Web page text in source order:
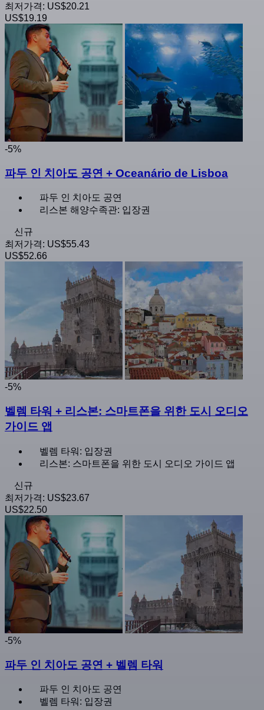
최저가격: US$20.21
US$19.19
-5%
파두 인 치아도 공연 + Oceanário de Lisboa
파두 인 치아도 공연
리스본 해양수족관: 입장권
신규
최저가격: US$55.43
US$52.66
-5%
벨렘 타워 + 리스본: 스마트폰을 위한 도시 오디오
가이드 앱
벨렘 타워: 입장권
리스본: 스마트폰을 위한 도시 오디오 가이드 앱
신규
최저가격: US$23.67
US$22.50
-5%
파두 인 치아도 공연 + 벨렘 타워
파두 인 치아도 공연
벨렘 타워: 입장권